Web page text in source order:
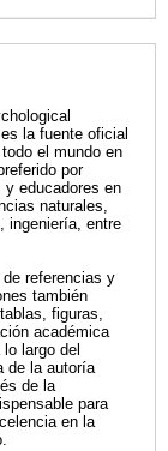
la fuente oficial
el mundo en
por
educadores en
naturales,
ingeniería, entre
referencias y
también
figuras,
académica
largo del
de la autoría
de la
para
en la